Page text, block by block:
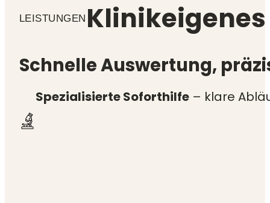
LEISTUNGEN
Schnelle Auswertung,
Spezialisierte Soforthilfe– klare